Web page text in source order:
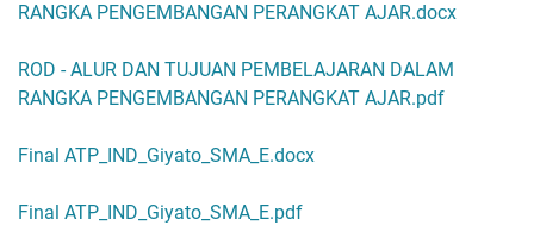
RANGKA PENGEMBANGAN PERANGKAT AJAR.docx
ROD - ALUR DAN TUJUAN PEMBELAJARAN DALAM
RANGKA PENGEMBANGAN PERANGKAT AJAR.pdf
Final ATP_IND_Giyato_SMA_E.docx
Final ATP_IND_Giyato_SMA_E.pdf